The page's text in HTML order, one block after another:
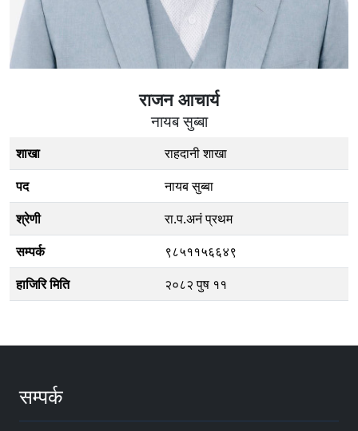
राजन आचार्य
नायब सुब्बा
शाखा
राहदानी शाखा
पद
नायब सुब्बा
श्रेणी
रा.प.अनं प्रथम
सम्पर्क
९८५११५६६४९
हाजिरि मिति
२०८२ पुष ११
सम्पर्क